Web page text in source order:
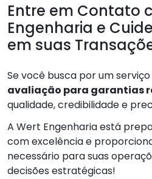
Entre em Contato
Engenharia e
em suas
Se você busca por um
avaliação para garantias
qualidade, credibilidade e
A Wert Engenharia está
com excelência e
necessário para suas
decisões estratégicas!